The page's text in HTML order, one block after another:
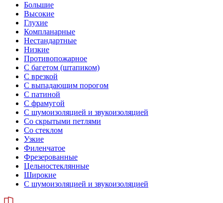
Большие
Высокие
Глухие
Компланарные
Нестандартные
Низкие
Противопожарное
С багетом (штапиком)
С врезкой
С выпадающим порогом
С патиной
С фрамугой
С шумоизоляцией и звукоизоляцией
Со скрытыми петлями
Со стеклом
Узкие
Филенчатое
Фрезерованные
Цельностеклянные
Широкие
С шумоизоляцией и звукоизоляцией